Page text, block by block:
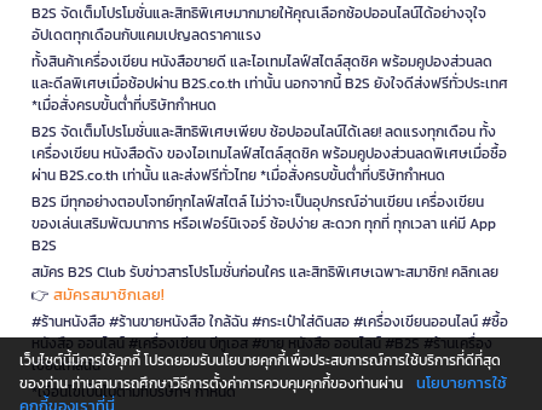
B2S จัดเต็มโปรโมชั่นและสิทธิพิเศษมากมายให้คุณเลือกช้อปออนไลน์ได้อย่างจุใจ
อัปเดตทุกเดือนกับแคมเปญลดราคาแรง
ทั้งสินค้าเครื่องเขียน หนังสือขายดี และไอเทมไลฟ์สไตล์สุดชิค พร้อมคูปองส่วนลด
และดีลพิเศษเมื่อช้อปผ่าน B2S.co.th เท่านั้น นอกจากนี้ B2S ยังใจดีส่งฟรีทั่วประเทศ
*เมื่อสั่งครบขั้นต่ำที่บริษัทกำหนด
B2S จัดเต็มโปรโมชั่นและสิทธิพิเศษเพียบ ช้อปออนไลน์ได้เลย! ลดแรงทุกเดือน ทั้ง
เครื่องเขียน หนังสือดัง ของไอเทมไลฟ์สไตล์สุดชิค พร้อมคูปองส่วนลดพิเศษเมื่อซื้อ
ผ่าน B2S.co.th เท่านั้น และส่งฟรีทั่วไทย *เมื่อสั่งครบขั้นต่ำที่บริษัทกำหนด
B2S มีทุกอย่างตอบโจทย์ทุกไลฟ์สไตล์ ไม่ว่าจะเป็นอุปกรณ์อ่านเขียน เครื่องเขียน
ของเล่นเสริมพัฒนาการ หรือเฟอร์นิเจอร์ ช้อปง่าย สะดวก ทุกที่ ทุกเวลา แค่มี App
B2S
สมัคร B2S Club รับข่าวสารโปรโมชั่นก่อนใคร และสิทธิพิเศษเฉพาะสมาชิก! คลิกเลย
👉 สมัครสมาชิกเลย!
#ร้านหนังสือ #ร้านขายหนังสือ ใกล้ฉัน #กระเป๋าใส่ดินสอ #เครื่องเขียนออนไลน์ #ซื้อ
หนังสือ ออนไลน์ #เครื่องเขียน บีทูเอส #ขาย หนังสือ ออนไลน์ #B2S #ร้านเครื่อง
เขียนใกล้ฉัน
*เงื่อนไขเป็นไปตามที่บริษัทฯ กำหนด
เว็บไซต์นี้มีการใช้คุกกี้ โปรดยอมรับนโยบายคุกกี้เพื่อประสบการณ์การใช้บริการที่ดีที่สุด
ของท่าน ท่านสามารถศึกษาวิธีการตั้งค่าการควบคุมคุกกี้ของท่านผ่าน
นโยบายการใช้